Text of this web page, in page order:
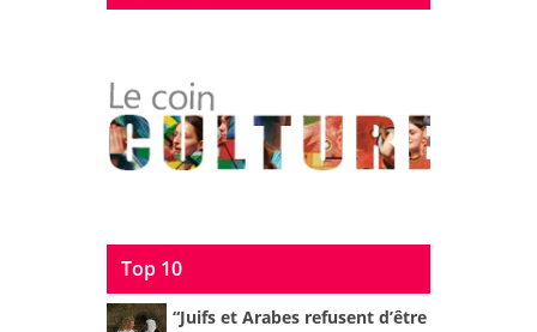
Top 10
“Juifs et Arabes refusent d’être